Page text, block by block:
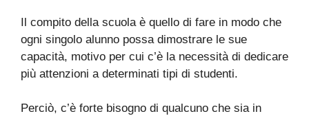
Il compito della scuola è quello di fare in modo che
ogni singolo alunno possa dimostrare le sue
capacità, motivo per cui c’è la necessità di dedicare
più attenzioni a determinati tipi di studenti.
Perciò, c’è forte bisogno di qualcuno che sia in